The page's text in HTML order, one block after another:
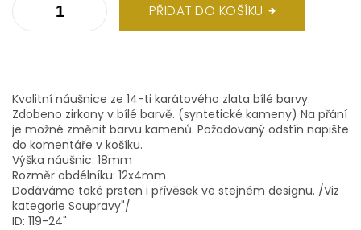
PŘIDAT DO KOŠÍKU
Kvalitní náušnice ze 14-ti karátového zlata bílé barvy.
Zdobeno zirkony v bílé barvě. (syntetické kameny) Na přání
je možné změnit barvu kamenů. Požadovaný odstín napište
do komentáře v košíku.
Výška náušnic: 18mm
Rozměr obdélníku: 12x4mm
Dodáváme také prsten i přívěsek ve stejném designu. /Viz
kategorie Soupravy"/
ID: 119-24"